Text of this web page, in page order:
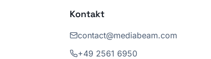
Kontakt
contact@mediabeam.com
+49 2561 6950